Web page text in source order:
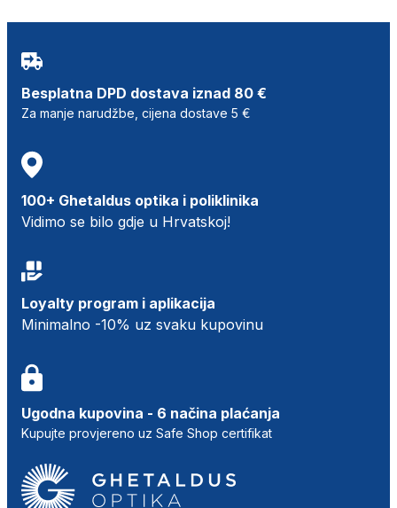
Besplatna DPD dostava iznad 80 €
Za manje narudžbe, cijena dostave 5 €
100+ Ghetaldus optika i poliklinika
Vidimo se bilo gdje u Hrvatskoj!
Loyalty program i aplikacija
Minimalno -10% uz svaku kupovinu
Ugodna kupovina - 6 načina plaćanja
Kupujte provjereno uz Safe Shop certifikat